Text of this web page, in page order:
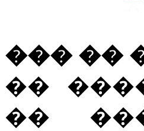
��� ��
��
��